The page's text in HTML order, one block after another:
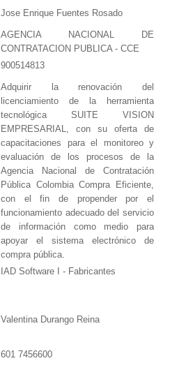
Jose Enrique Fuentes Rosado
AGENCIA NACIONAL DE
CONTRATACION PUBLICA - CCE
900514813
Adquirir la renovación del
licenciamiento de la herramienta
tecnológica SUITE VISION
EMPRESARIAL, con su oferta de
capacitaciones para el monitoreo y
evaluación de los procesos de la
Agencia Nacional de Contratación
Pública Colombia Compra Eficiente,
con el fin de propender por el
funcionamiento adecuado del servicio
de información como medio para
apoyar el sistema electrónico de
compra pública.
IAD Software I - Fabricantes
Valentina Durango Reina
601 7456600